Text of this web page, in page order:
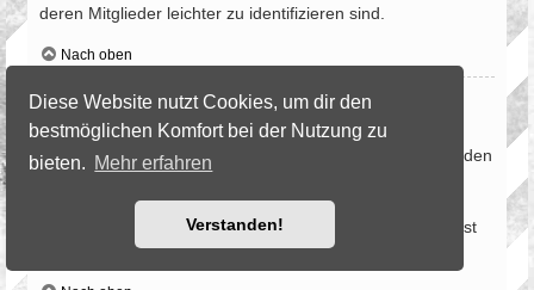
Diese Website nutzt Cookies, um dir den
bestmöglichen Komfort bei der Nutzung zu
bieten. Mehr erfahren
Verstanden!
deren Mitglieder leichter zu identifizieren sind.
Nach oben
Was ist eine Hauptgruppe?
Wenn du Mitglied in mehr als einer Benutzergruppe bist,
dient die Hauptgruppe dazu, deine Gruppenfarbe sowie den
festzulegen. Ein Administrator kann dir die Berechtigung
geben, deine Hauptgruppe im persönlichen Bereich selbst